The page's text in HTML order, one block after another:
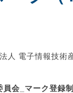
電子情報技術
会_マーク登録